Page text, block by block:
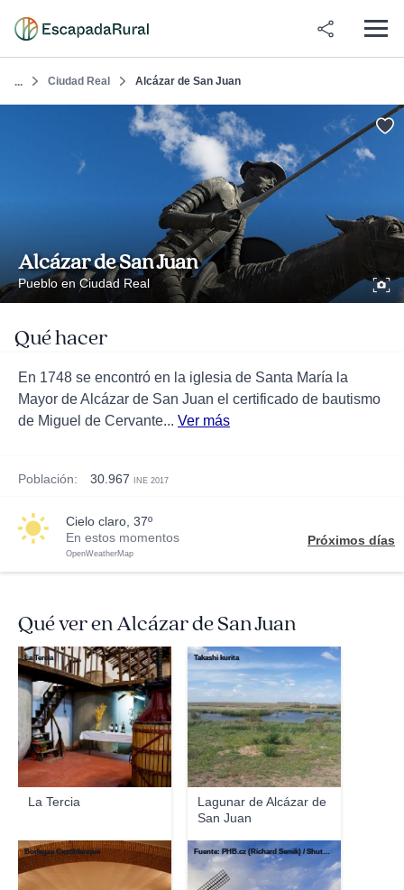
... Ciudad Real Alcázar de San Juan
Alcázar de San Juan
Pueblo en Ciudad Real
Qué hacer
En 1748 se encontró en la iglesia de Santa María la
Mayor de Alcázar de San Juan el certificado de bautismo
de Miguel de Cervante... Ver más
Población: 30.967 INE 2017
cielo claro, 37º
En estos momentos
OpenWeatherMap
Próximos días
Qué ver en Alcázar de San Juan
La Tercia
La Tercia
Lagunar de Alcázar de
San Juan
Takashi kurita
Bodegas Castiblanque Fuente: PHB.cz (Richard Semik) / Shutterstock